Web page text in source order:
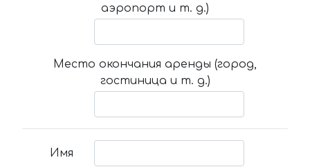
аэропорт и т. д.)
Место окончания аренды (город,
гостиница и т. д.)
Имя